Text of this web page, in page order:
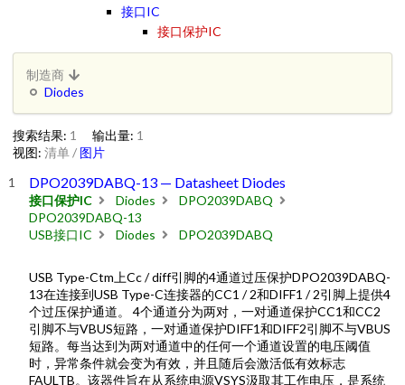
接口IC
接口保护IC
制造商
Diodes
搜索结果: 1 输出量: 1
视图: 清单/ 图片
DPO2039DABQ-13 — Datasheet Diodes
接口保护IC Diodes
DPO2039DABQ
DPO2039DABQ-13
USB接口IC
Diodes DPO2039DABQ
USB Type-Ctm上Cc / diff引脚的4通道过压保护DPO2039DABQ-
13在连接到USB Type-C连接器的CC1 / 2和DIFF1 / 2引脚上提供4
个过压保护通道。 4个通道分为两对，一对通道保护CC1和CC2
引脚不与VBUS短路，一对通道保护DIFF1和DIFF2引脚不与VBUS
短路。每当达到为两对通道中的任何一个通道设置的电压阈值
时，异常条件就会变为有效，并且随后会激活低有效标志
FAULTB。该器件旨在从系统电源VSYS汲取其工作电压，是系统